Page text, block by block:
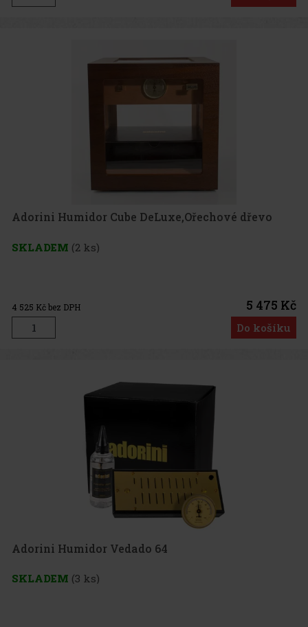
Adorini Humidor Cube DeLuxe,Ořechové dřevo
SKLADEM (2 ks)
4 525 Kč bez DPH 5 475 Kč
Do košíku
Adorini Humidor Vedado 64
SKLADEM (3 ks)